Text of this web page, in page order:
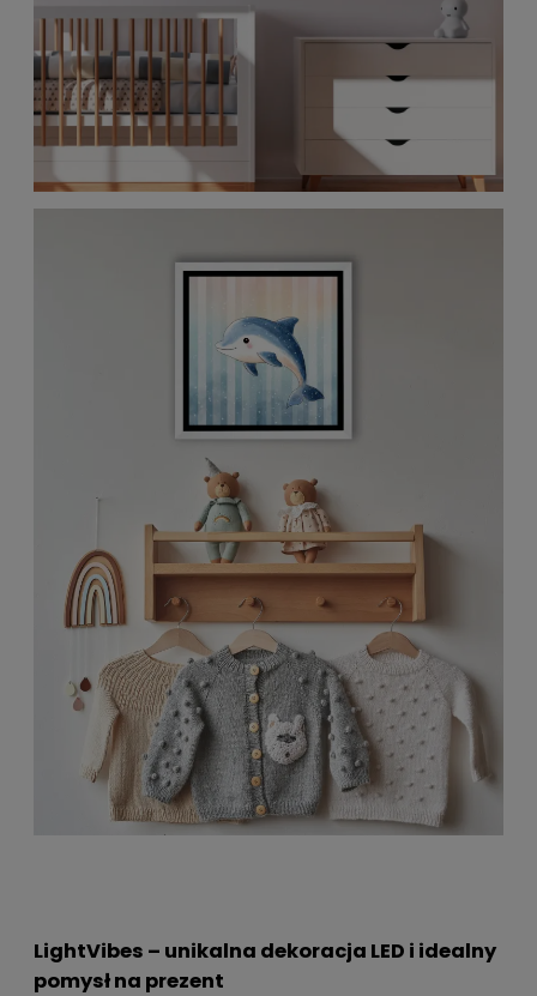
LightVibes – unikalna dekoracja LED i idealny
pomysł na prezent